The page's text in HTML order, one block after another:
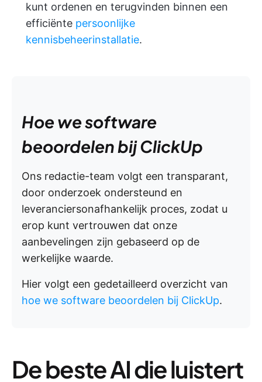
kunt ordenen en terugvinden binnen een
efficiënte persoonlijke
kennisbeheerinstallatie.
Hoe we software
beoordelen bij ClickUp
Ons redactie-team volgt een transparant,
door onderzoek ondersteund en
leveranciersonafhankelijk proces, zodat u
erop kunt vertrouwen dat onze
aanbevelingen zijn gebaseerd op de
werkelijke waarde.
Hier volgt een gedetailleerd overzicht van
hoe we software beoordelen bij ClickUp.
De beste AI die luistert